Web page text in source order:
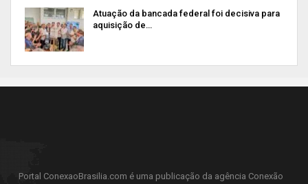
Atuação da bancada federal foi decisiva para
aquisição de…
Portal ConexaoBrasilia.com é uma publicação da agência Conexão